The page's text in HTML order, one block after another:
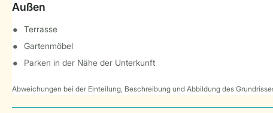
Außen
Terrasse
Gartenmöbel
Parken in der Nähe der Unterkunft
Abweichungen bei der Einteilung, Beschreibung und Abbildung des